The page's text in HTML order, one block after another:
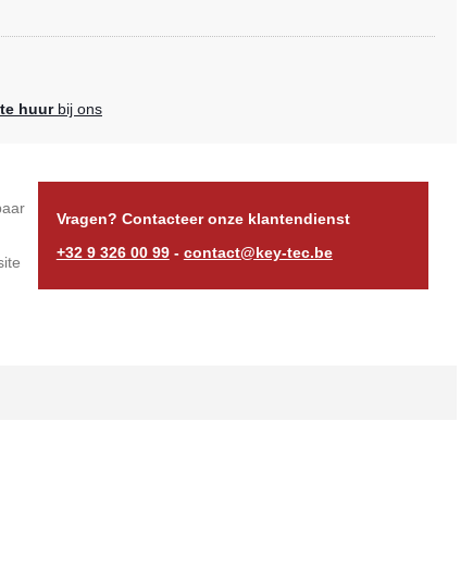
te huurbij ons
Vragen? Contacteer onze klantendienst
+32 9 326 00 99- contact@key-tec.be